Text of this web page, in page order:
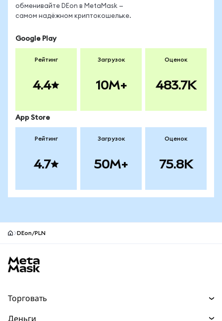
обменивайте DEon в MetaMask —
самом надёжном криптокошельке.
Google Play
Рейтинг
4.4
Загрузок
10M+
Оценок
483.7K
App Store
Рейтинг
4.7
Загрузок
50M+
Оценок
75.8K
DEon/PLN
Торговать
Деньги